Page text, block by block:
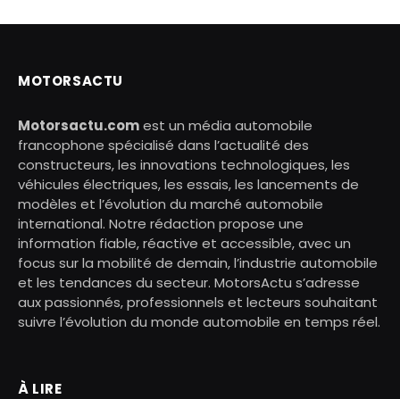
MOTORSACTU
Motorsactu.comest un média automobile
francophone spécialisé dans l’actualité des
constructeurs, les innovations technologiques, les
véhicules électriques, les essais, les lancements de
modèles et l’évolution du marché automobile
international. Notre rédaction propose une
information fiable, réactive et accessible, avec un
focus sur la mobilité de demain, l’industrie automobile
et les tendances du secteur. MotorsActu s’adresse
aux passionnés, professionnels et lecteurs souhaitant
suivre l’évolution du monde automobile en temps réel.
À LIRE